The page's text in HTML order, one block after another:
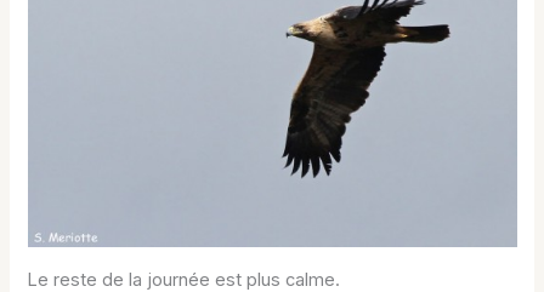
Le reste de la journée est plus calme.